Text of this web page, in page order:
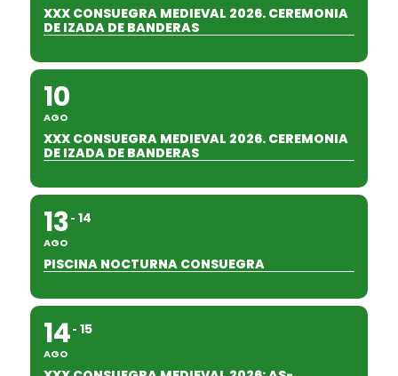
XXX CONSUEGRA MEDIEVAL 2026. CEREMONIA
DE IZADA DE BANDERAS
10
AGO
XXX CONSUEGRA MEDIEVAL 2026. CEREMONIA
DE IZADA DE BANDERAS
13
AGO
14
PISCINA NOCTURNA CONSUEGRA
14
AGO
15